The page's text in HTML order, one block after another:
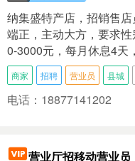
纳集盛特产店，招销售
端正，主动大方，要求
0-3000元，每月休息4
商家 招聘 营业员 县城
电话：18877141202
营业厅招移动营业员